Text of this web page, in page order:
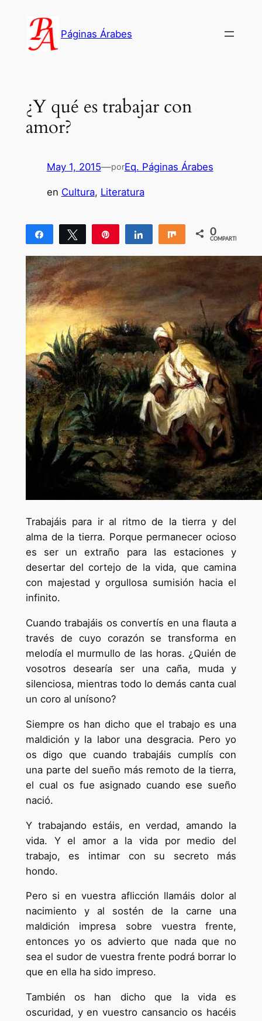
contenido
Páginas Árabes
¿Y qué es trabajar con
amor?
May 1, 2015—porEq. Páginas Árabes
en Cultura, Literatura
Compartir Twittear Compartir Compartir
0
COMPARTIR
Trabajáis para ir al ritmo de la tierra y del
alma de la tierra. Porque permanecer ocioso
es ser un extraño para las estaciones y
desertar del cortejo de la vida, que camina
con majestad y orgullosa sumisión hacia el
infinito.
Cuando trabajáis os convertís en una flauta a
través de cuyo corazón se transforma en
melodía el murmullo de las horas. ¿Quién de
vosotros desearía ser una caña, muda y
silenciosa, mientras todo lo demás canta cual
un coro al unísono?
Siempre os han dicho que el trabajo es una
maldición y la labor una desgracia. Pero yo
os digo que cuando trabajáis cumplís con
una parte del sueño más remoto de la tierra,
el cual os fue asignado cuando ese sueño
nació.
Y trabajando estáis, en verdad, amando la
vida. Y el amor a la vida por medio del
trabajo, es intimar con su secreto más
hondo.
Pero si en vuestra aflicción llamáis dolor al
nacimiento y al sostén de la carne una
maldición impresa sobre vuestra frente,
entonces yo os advierto que nada que no
sea el sudor de vuestra frente podrá borrar lo
que en ella ha sido impreso.
También os han dicho que la vida es
oscuridad, y en vuestro cansancio os hacéis